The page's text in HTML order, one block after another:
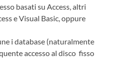
basati su Access, altri
e Visual Basic, oppure
i database (naturalmente
accesso al disco fisso